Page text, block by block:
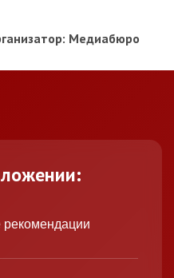
Медиабюро
рекомендации